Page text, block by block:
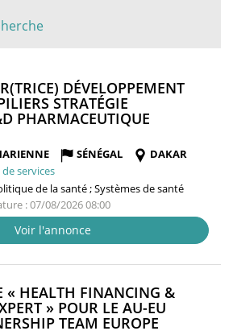
DÉVELOPPEMENT
STRATÉGIE
PHARMACEUTIQUE
SÉNÉGAL
DAKAR
services
de la santé ; Systèmes de santé
: 07/08/2026 08:00
Voir l'annonce
« HEALTH FINANCING &
» POUR LE AU-EU
TEAM EUROPE